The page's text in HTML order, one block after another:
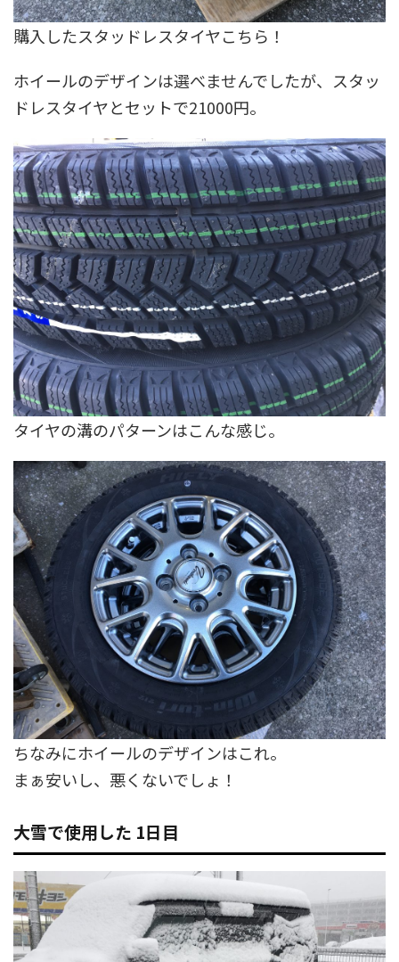
購入したスタッドレスタイヤこちら！
ホイールのデザインは選べませんでしたが、スタッ
ドレスタイヤとセットで21000円。
タイヤの溝のパターンはこんな感じ。
ちなみにホイールのデザインはこれ。
まぁ安いし、悪くないでしょ！
大雪で使用した 1日目